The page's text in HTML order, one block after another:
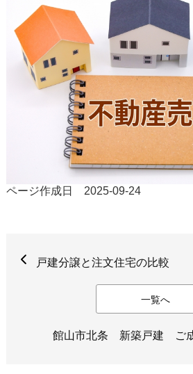
ページ作成日 2025-09-24
戸建分譲と注文住宅の比較
一覧へ
館山市北条 新築戸建 ご